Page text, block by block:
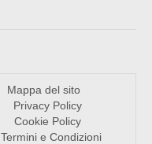
Mappa del sito
Privacy Policy
Cookie Policy
Termini e Condizioni